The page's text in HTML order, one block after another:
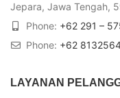
Jepara, Jawa Tengah,
Phone: +62 291 –
Phone: +62
LAYANAN